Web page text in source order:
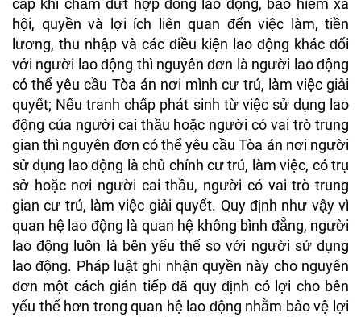
cấp khi chấm dứt hợp đồng lao động, bảo hiểm xã
hội, quyền và lợi ích liên quan đến việc làm, tiền
lương, thu nhập và các điều kiện lao động khác đối
với người lao động thì nguyên đơn là người lao động
có thể yêu cầu Tòa án nơi mình cư trú, làm việc giải
quyết; Nếu tranh chấp phát sinh từ việc sử dụng lao
động của người cai thầu hoặc người có vai trò trung
gian thì nguyên đơn có thể yêu cầu Tòa án nơi người
sử dụng lao động là chủ chính cư trú, làm việc, có trụ
sở hoặc nơi người cai thầu, người có vai trò trung
gian cư trú, làm việc giải quyết. Quy định như vậy vì
quan hệ lao động là quan hệ không bình đẳng, người
lao động luôn là bên yếu thế so với người sử dụng
lao động. Pháp luật ghi nhận quyền này cho nguyên
đơn một cách gián tiếp đã quy định có lợi cho bên
yếu thế hơn trong quan hệ lao động nhằm bảo vệ lợi